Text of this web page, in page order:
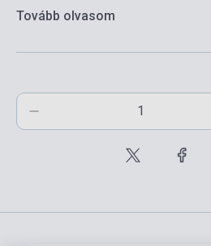
Tovább olvasom